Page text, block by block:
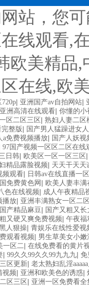
站，您
线观看,
欧美精品
在线,欧
| 亚洲国产av自拍网站|
洲高清在线观看| 你懂的小
区二区三区 | 熟妇人妻二区
整版 | 国产男人猛躁进女
a免费视频播放| 国产人妖
97国产视频一区区二区在线
日韩| 欧美区一区一区三区
精品露脸视频| 天天干天天
频观看| 日韩av在线直播一
免费黄色网 | 欧美人妻丰
色在线视频| 成人午夜精品
播放| 亚洲丰满熟女一区二
产精品麻豆| 国产又粗又
又硬又爽免费视频| 午夜福
人狠操| 青娱乐在线性爱视
观看视频| 男生草美女小
一区二| 在线免费看的黄片
| 99久久99久久99九九九| 免
区更新| 老太熟妇乱淫
视频| 亚洲和欧美色的诱惑|
区三区| 亚洲一区免费看全